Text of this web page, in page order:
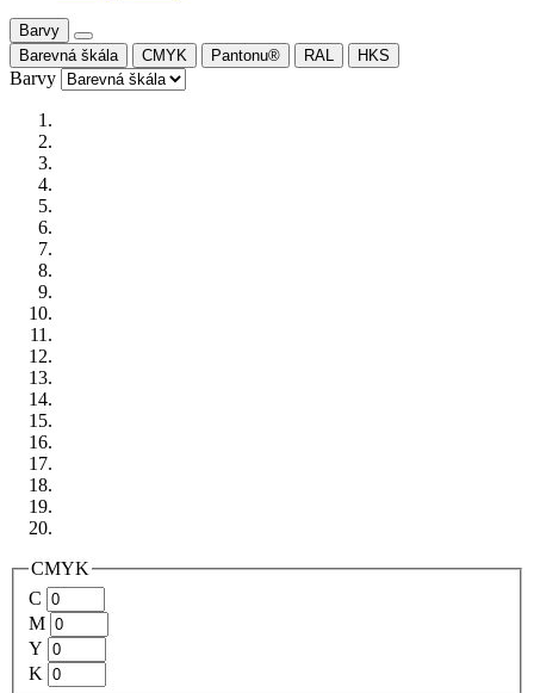
Barvy
Barevná škála
CMYK Pantonu® RAL HKS
Barvy
CMYK
C
M
Y
K